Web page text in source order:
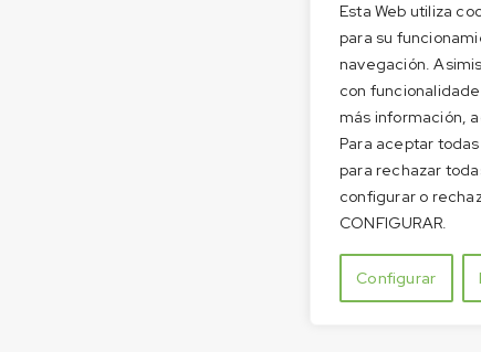
Esta Web utiliza
para su
navegación.
con
más información,
Para aceptar todas
para rechazar
configurar o
CONFIGURAR.
Configurar